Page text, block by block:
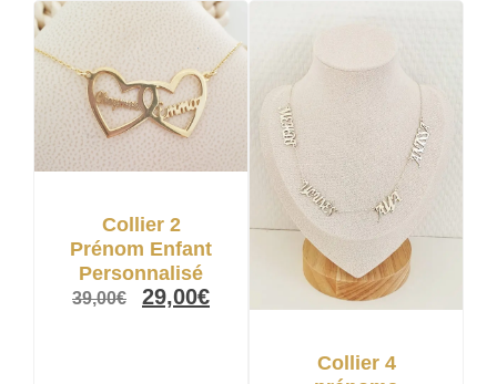
Collier 2
Prénom Enfant
Personnalisé
39,00€ 29,00€
Collier 4